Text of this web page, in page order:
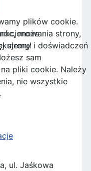
może
ul. Jaśkowa
plików cookie.
strony,
strony i doświadczeń
sam
pliki cookie. Należy
nie wszystkie